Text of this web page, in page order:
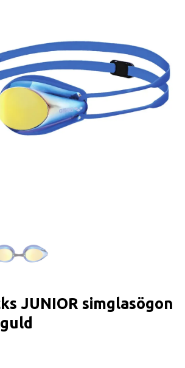
JUNIOR simglasögon